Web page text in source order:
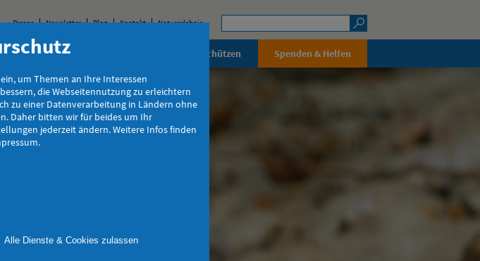
Presse Newsletter Blog Kontakt Naturerlebnis
& Landschaft Erleben & Schützen Spenden & Helfen
um Themen an Ihre Interessen
die Webseitennutzung zu erleichtern
zu einer Datenverarbeitung in Ländern ohne
Daher bitten wir für beides um Ihr
jederzeit ändern. Weitere Infos finden
Alle Dienste & Cookies zulassen